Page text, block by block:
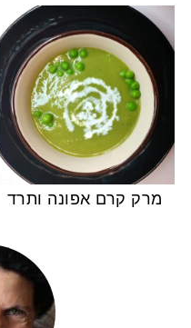
מרק קרם אפונה ותרד